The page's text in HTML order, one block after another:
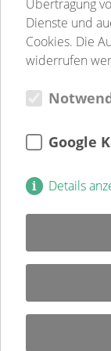
Übertragung
Dienste und
Cookies. Die
widerrufen
Google
Details